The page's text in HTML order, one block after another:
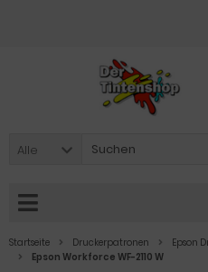
Alle
Startseite Druckerpatronen Epson
Epson Workforce WF-2110 W